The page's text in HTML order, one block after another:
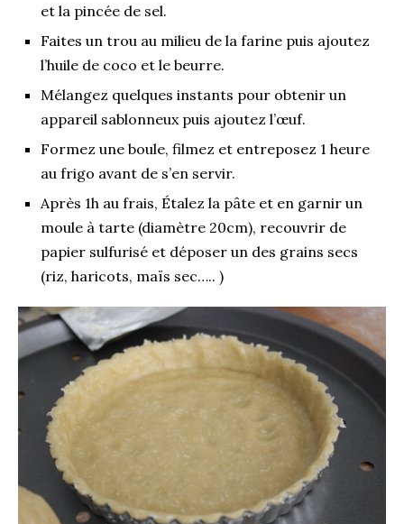
et la pincée de sel.
Faites un trou au milieu de la farine puis ajoutez
l’huile de coco et le beurre.
Mélangez quelques instants pour obtenir un
appareil sablonneux puis ajoutez l’œuf.
Formez une boule, filmez et entreposez 1 heure
au frigo avant de s’en servir.
Après 1h au frais, Étalez la pâte et en garnir un
moule à tarte (diamètre 20cm), recouvrir de
papier sulfurisé et déposer un des grains secs
(riz, haricots, maïs sec….. )